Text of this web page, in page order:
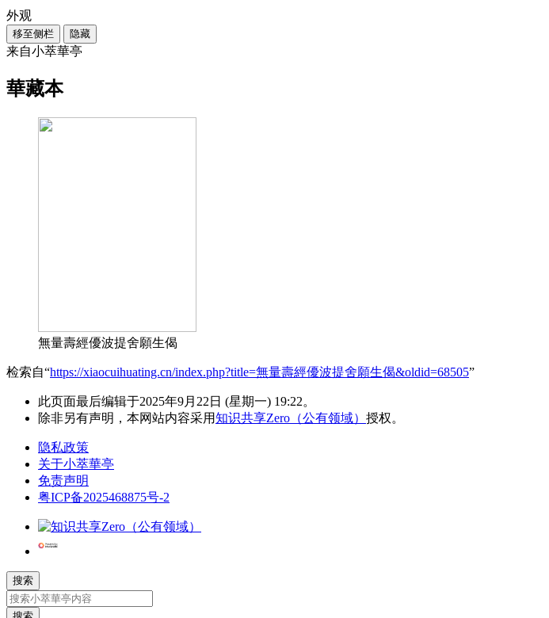
外观
移至侧栏 隐藏
来自小萃華亭
華藏本
無量壽經優波提舍願生偈
检索自“https://xiaocuihuating.cn/index.php?title=無量壽經優波提舍願生偈&oldid=68505”
此页面最后编辑于2025年9月22日 (星期一) 19:22。
除非另有声明，本网站内容采用知识共享Zero（公有领域） 授权。
隐私政策
关于小萃華亭
免责声明
粤ICP备2025468875号-2
搜索
搜索